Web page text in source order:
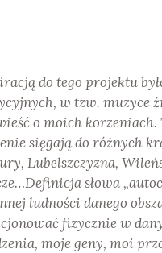
do tego projektu
w tzw. muzyce
o moich
sięgają do różnych
Lubelszczyzna,
słowa
ludności danego
fizycznie w
moje geny, moi